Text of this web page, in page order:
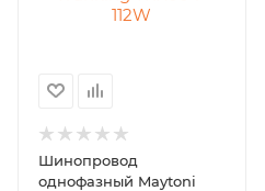
Шинопровод
однофазный Maytoni